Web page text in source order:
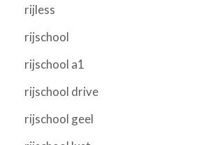
rijless
rijschool
rijschool a1
rijschool drive
rijschool geel